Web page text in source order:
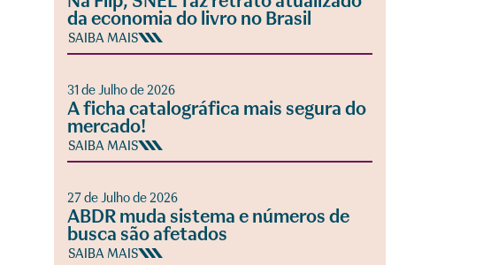
da economia do livro no Brasil
SAIBA MAIS
31 de Julho de 2026
A ficha catalográfica mais segura do
mercado!
SAIBA MAIS
27 de Julho de 2026
ABDR muda sistema e números de
busca são afetados
SAIBA MAIS